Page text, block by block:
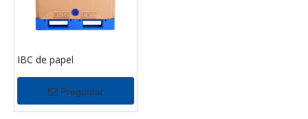
IBC de papel
Preguntar